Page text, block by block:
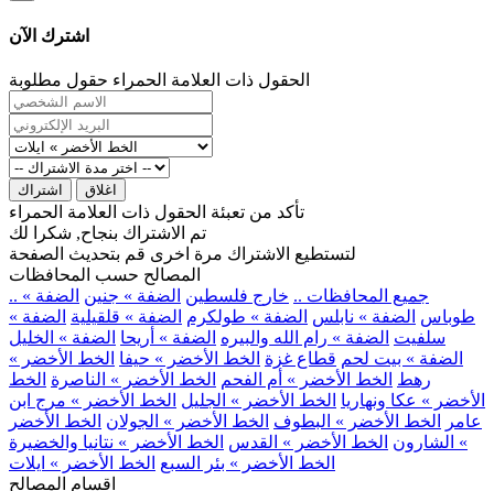
اشترك الآن
الحقول ذات العلامة الحمراء حقول مطلوبة
اشتراك اغلاق
تأكد من تعبئة الحقول ذات العلامة الحمراء
تم الاشتراك بنجاح, شكرا لك
لتستطيع الاشتراك مرة اخرى قم بتحديث الصفحة
المصالح حسب المحافظات
.. جميع المحافظات .. خارج فلسطين الضفة » جنين الضفة »
طوباس الضفة » نابلس الضفة » طولكرم الضفة » قلقيلية الضفة »
سلفيت الضفة » رام الله والبيره الضفة » أريحا الضفة » الخليل
الضفة » بيت لحم قطاع غزة الخط الأخضر » حيفا الخط الأخضر »
رهط الخط الأخضر » أم الفحم الخط الأخضر » الناصرة الخط
الأخضر » عكا ونهاريا الخط الأخضر » الجليل الخط الأخضر » مرج ابن
عامر
الخط الأخضر » البطوف الخط الأخضر » الجولان الخط الأخضر
» الشارون الخط الأخضر » القدس الخط الأخضر » نتانيا والخضيرة
الخط الأخضر » بئر السبع الخط الأخضر » ايلات
اقسام المصالح